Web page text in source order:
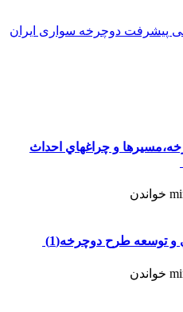
پیشرفت دوچرخه سواری ایران
و چراغهاي احداث
خواندن
و توسعه طرح دوچرخه(1)
خواندن